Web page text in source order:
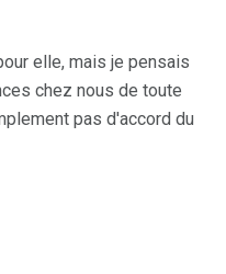
elle, mais je pensais
chez nous de toute
pas d'accord du